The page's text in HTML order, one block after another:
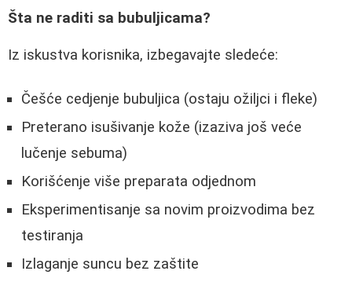
Šta ne raditi sa bubuljicama?
Iz iskustva korisnika, izbegavajte sledeće:
Češće cedjenje bubuljica (ostaju ožiljci i fleke)
Preterano isušivanje kože (izaziva još veće
lučenje sebuma)
Korišćenje više preparata odjednom
Eksperimentisanje sa novim proizvodima bez
testiranja
Izlaganje suncu bez zaštite